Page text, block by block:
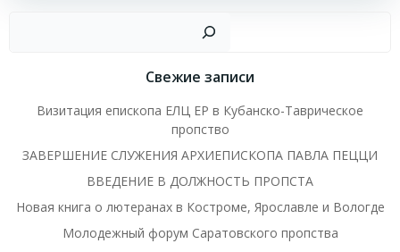
Свежие записи
Визитация епископа ЕЛЦ ЕР в Кубанско-Таврическое
пропство
ЗАВЕРШЕНИЕ СЛУЖЕНИЯ АРХИЕПИСКОПА ПАВЛА ПЕЦЦИ
ВВЕДЕНИЕ В ДОЛЖНОСТЬ ПРОПСТА
Новая книга о лютеранах в Костроме, Ярославле и Вологде
Молодежный форум Саратовского пропства